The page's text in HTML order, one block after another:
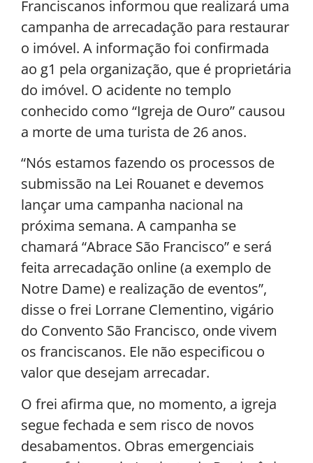
Franciscanos informou que realizará uma
campanha de arrecadação para restaurar
o imóvel. A informação foi confirmada
ao g1 pela organização, que é proprietária
do imóvel. O acidente no templo
conhecido como “Igreja de Ouro” causou
a morte de uma turista de 26 anos.
“Nós estamos fazendo os processos de
submissão na Lei Rouanet e devemos
lançar uma campanha nacional na
próxima semana. A campanha se
chamará “Abrace São Francisco” e será
feita arrecadação online (a exemplo de
Notre Dame) e realização de eventos”,
disse o frei Lorrane Clementino, vigário
do Convento São Francisco, onde vivem
os franciscanos. Ele não especificou o
valor que desejam arrecadar.
O frei afirma que, no momento, a igreja
segue fechada e sem risco de novos
desabamentos. Obras emergenciais